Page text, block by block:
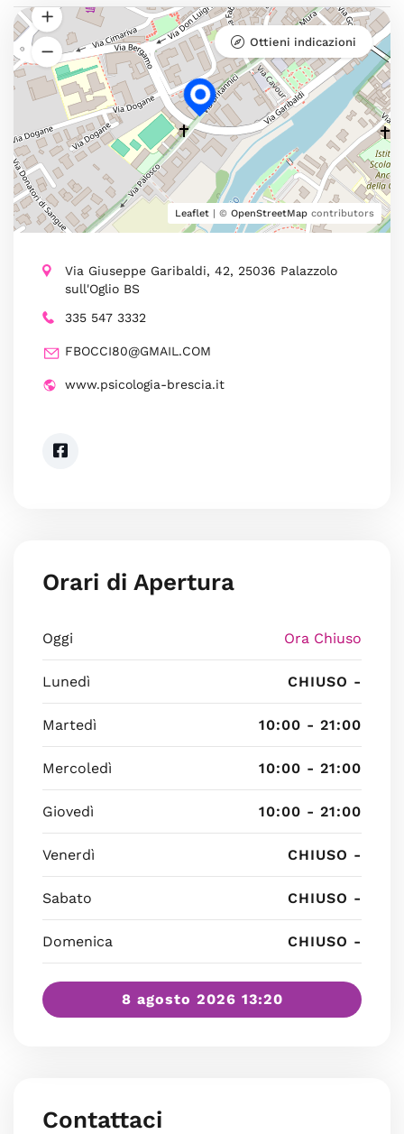
Leaflet | © OpenStreetMap contributors
Ottieni indicazioni
Via Giuseppe Garibaldi, 42, 25036 Palazzolo
sull'Oglio BS
335 547 3332
FBOCCI80@GMAIL.COM
www.psicologia-brescia.it
Orari di Apertura
Oggi Ora Chiuso
Lunedì CHIUSO -
Martedì 10:00 - 21:00
Mercoledì 10:00 - 21:00
Giovedì 10:00 - 21:00
Venerdì CHIUSO -
Sabato CHIUSO -
Domenica CHIUSO -
8 agosto 2026 13:20
Contattaci